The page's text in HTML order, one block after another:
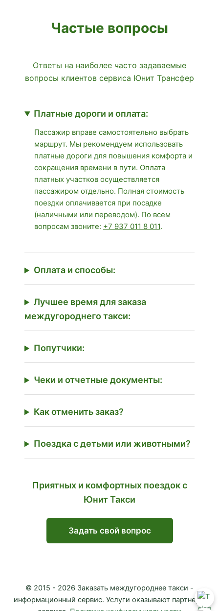
Частые вопросы
Ответы на наиболее часто задаваемые
вопросы клиентов сервиса Юнит Трансфер
Платные дороги и оплата:
Пассажир вправе самостоятельно выбрать
маршрут. Мы рекомендуем использовать
платные дороги для повышения комфорта и
сокращения времени в пути. Оплата
платных участков осуществляется
пассажиром отдельно. Полная стоимость
поездки оплачивается при посадке
(наличными или переводом). По всем
вопросам звоните: +7 937 011 8 011.
Оплата и способы:
Лучшее время для заказа
междугороднего такси:
Попутчики:
Чеки и отчетные документы:
Как отменить заказ?
Поездка с детьми или животными?
Приятных и комфортных поездок с
Юнит Такси
Задать свой вопрос
© 2015 - 2026 Заказать междугороднее такси -
информационный сервис. Услуги оказывают партнеры